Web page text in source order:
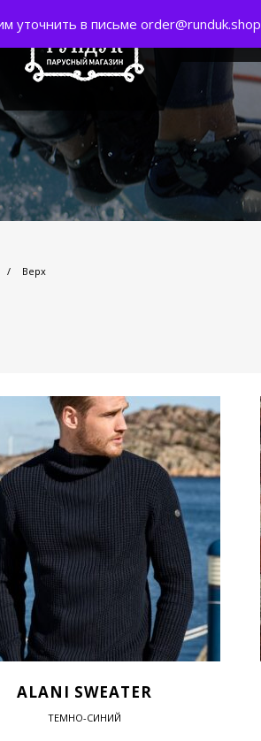
/ Верх
ALANI SWEATER
ТЕМНО-СИНИЙ
уточнить в письме order@runduk.shop